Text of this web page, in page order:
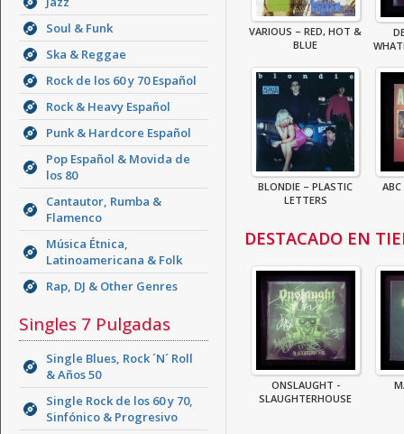
Soul & Funk
Ska & Reggae
Rock de los 60 y 70 Español
Rock & Heavy Español
Punk & Hardcore Español
Pop Español & Movida de
los 80
Cantautor, Rumba &
Flamenco
Música Étnica,
Latinoamericana & Folk
Rap, DJ & Other Genres
Singles 7 Pulgadas
Single Blues, Rock ´N´ Roll
& Años 50
Single Rock de los 60 y 70,
Sinfónico & Progresivo
VARIOUS – RED, HOT &
BLUE
BLONDIE – PLASTIC
LETTERS
DESTACADO EN
ONSLAUGHT -
SLAUGHTERHOUSE